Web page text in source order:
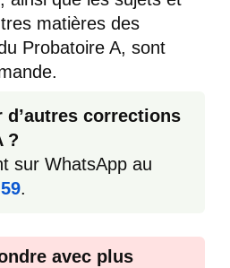
matières des
Probatoire A, sont
d’autres corrections
?
sur WhatsApp au
.
avec plus